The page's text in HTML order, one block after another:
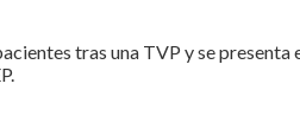
tras una TVP y se presenta